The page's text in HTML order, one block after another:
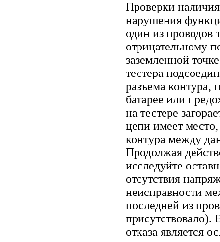
Проверки
нарушения
один из проводов
отрицательному
заземленной
тестера
разъема контура,
батарее или
на тестере
цепи имеет
контура между
Продолжая
исследуйте
отсутствия
неисправности
последней из
присутствовало).
отказа является